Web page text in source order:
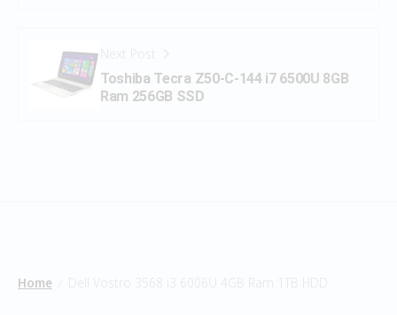
Next Post
Toshiba Tecra Z50-C-144 i7 6500U 8GB
Ram 256GB SSD
Home Dell Vostro 3568 i3 6006U 4GB Ram 1TB HDD